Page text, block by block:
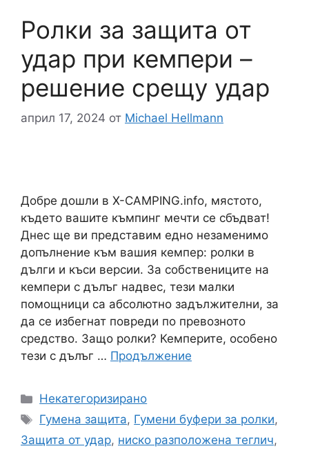
Ролки за защита от
удар при кемпери –
решение срещу удар
април 17, 2024 от Michael Hellmann
Добре дошли в X-CAMPING.info, мястото,
където вашите къмпинг мечти се сбъдват!
Днес ще ви представим едно незаменимо
допълнение към вашия кемпер: ролки в
дълги и къси версии. За собствениците на
кемпери с дълъг надвес, тези малки
помощници са абсолютно задължителни, за
да се избегнат повреди по превозното
средство. Защо ролки? Кемперите, особено
тези с дълъг … Продължение
Категории
Некатегоризирано
Етикети
Гумена защита, Гумени буфери за ролки,
Защита от удар, ниско разположена теглич,